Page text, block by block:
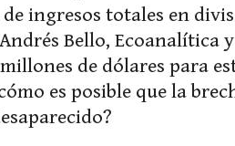
ingresos totales en
Bello, Ecoanalítica
de dólares para
es posible que la